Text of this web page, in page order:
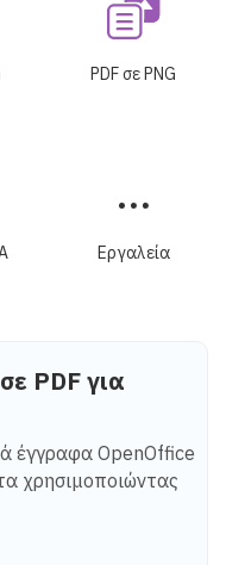
PDF σε PNG
Εργαλεία
PDF για
έγγραφα OpenOffice
χρησιμοποιώντας